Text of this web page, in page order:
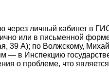
через личный кабинет в
или в письменной
39 А); по Волжскому,
— в Инспекцию
о проблеме, что